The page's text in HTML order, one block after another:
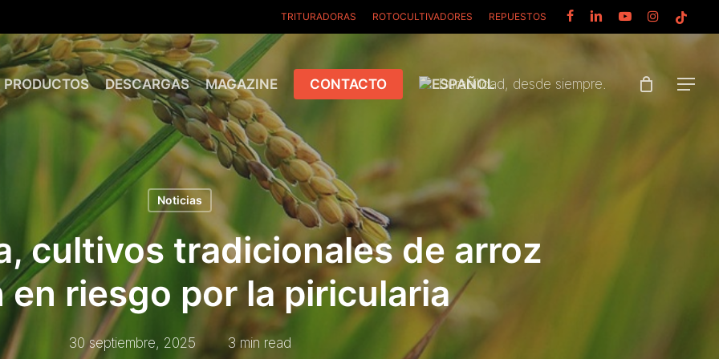
FACEBOOKLINKEDINYOUTUBEINSTAGRAM
TIKTOK
TRITURADORAS ROTOCULTIVADORES REPUESTOS
PRODUCTOS DESCARGAS MAGAZINE CONTACTO Durabilidad, desde siempre. Menu
Noticias
cultivos tradicionales de arroz
en riesgo por la piricularia
30 septiembre, 2025 3 min read